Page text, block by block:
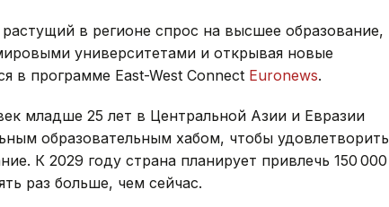
в регионе спрос на высшее образование,
университетами и открывая новые
в программе East-West Connect Euronews.
младше 25 лет в Центральной Азии и Евразии
образовательным хабом, чтобы удовлетворить
К 2029 году страна планирует привлечь 150 000
раз больше, чем сейчас.